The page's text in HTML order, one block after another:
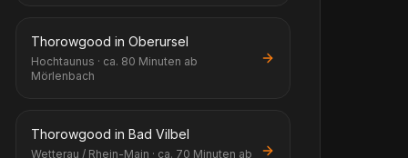
Thorowgood in Oberursel
Hochtaunus · ca. 80 Minuten ab
Mörlenbach
Thorowgood in Bad Vilbel
Wetterau / Rhein-Main · ca. 70 Minuten ab